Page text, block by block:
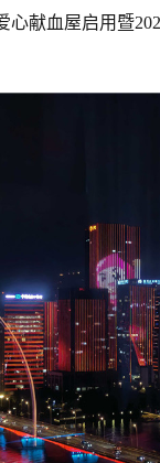
献血屋启用暨